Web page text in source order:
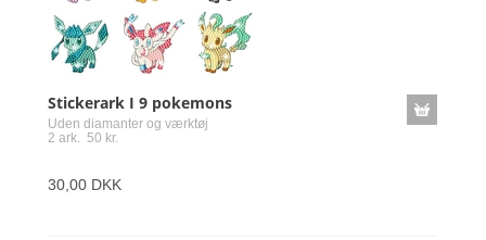
Stickerark I 9 pokemons
Uden diamanter og værktøj
2 ark. 50 kr.
30,00 DKK